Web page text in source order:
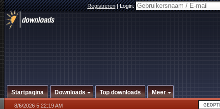
Registreren|Login:
Startpagina Downloads Top downloads Meer
8/6/2026 5:22:19 AM